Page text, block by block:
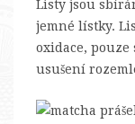
Listy jsou
jemné lístky.
oxidace,
usušení